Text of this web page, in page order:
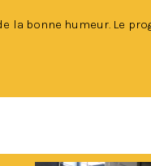
la bonne humeur. Le